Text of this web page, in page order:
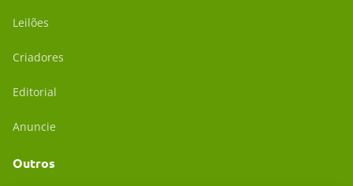
Leilões
Criadores
Editorial
Anuncie
Outros